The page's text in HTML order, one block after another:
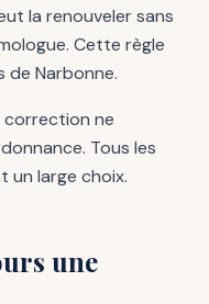
la renouveler sans
Cette règle
de Narbonne.
correction ne
Tous les
un large choix.
une